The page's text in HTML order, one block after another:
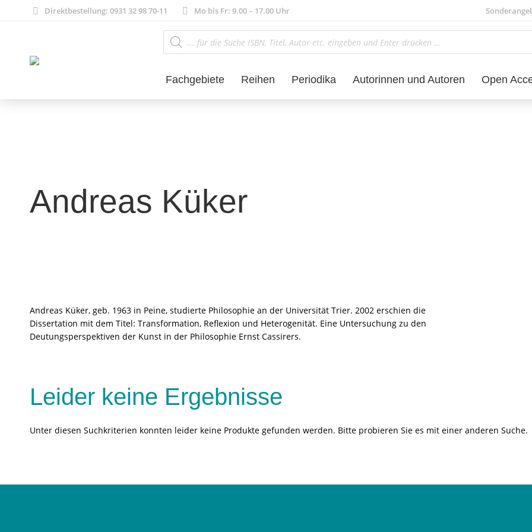
Direktbestellung: 0931 32 98 70-11 Mo bis Fr: 9.00 – 17.00 Uhr
Products
search
Fachgebiete Reihen Periodika Autorinnen und Autoren Open
Andreas Küker
Andreas Küker, geb. 1963 in Peine, studierte Philosophie an der Universität Trier. 2002 erschien die
Dissertation mit dem Titel: Transformation, Reflexion und Heterogenität. Eine Untersuchung zu den
Deutungsperspektiven der Kunst in der Philosophie Ernst Cassirers.
Leider keine Ergebnisse
Unter diesen Suchkriterien konnten leider keine Produkte gefunden werden. Bitte probieren Sie es mit einer anderen Suche.